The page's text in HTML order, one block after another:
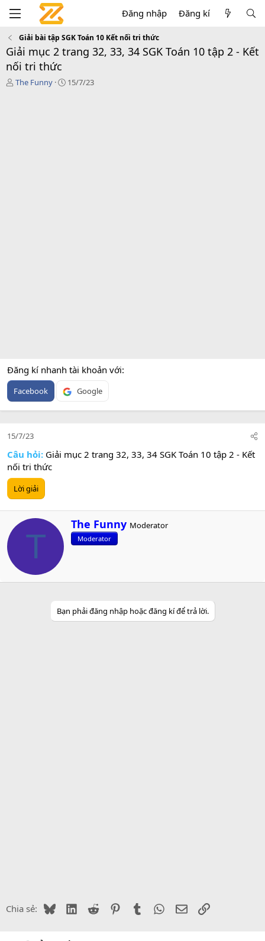
Đăng nhập Đăng kí
Giải bài tập SGK Toán 10 Kết nối tri thức
Giải mục 2 trang 32, 33, 34 SGK Toán 10 tập 2 - Kết
nối tri thức
T
The Funny
C15/7/23
Đăng kí nhanh tài khoản với
Facebook Google
15/7/23
Câu hỏi: Giải mục 2 trang 32, 33, 34 SGK Toán 10 tập 2 - Kết
nối tri thức
Lời giải
T
W
r
i
n
The Funny Moderator
Moderator
Bạn phải đăng nhập hoặc đăng kí để trả lời.
Chia sẻ: BlueskyLinkedIn
Reddit PinterestTumblr WhatsApp
EmailLink